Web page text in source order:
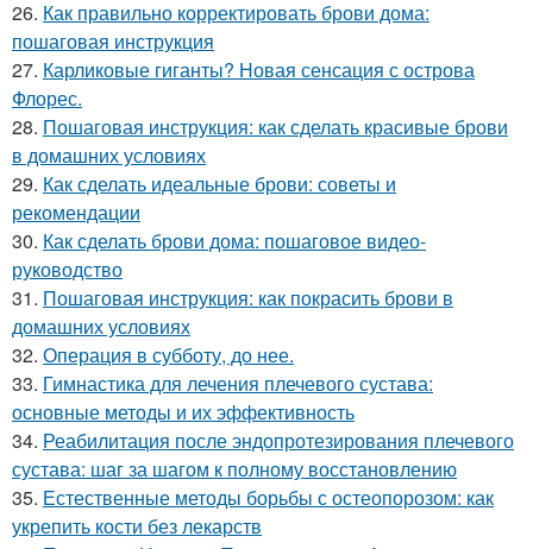
26. Как правильно корректировать брови дома:
пошаговая инструкция
27. Карликовые гиганты? Новая сенсация с острова
Флорес.
28. Пошаговая инструкция: как сделать красивые брови
в домашних условиях
29. Как сделать идеальные брови: советы и
рекомендации
30. Как сделать брови дома: пошаговое видео-
руководство
31. Пошаговая инструкция: как покрасить брови в
домашних условиях
32. Операция в субботу, до нее.
33. Гимнастика для лечения плечевого сустава:
основные методы и их эффективность
34. Реабилитация после эндопротезирования плечевого
сустава: шаг за шагом к полному восстановлению
35. Естественные методы борьбы с остеопорозом: как
укрепить кости без лекарств